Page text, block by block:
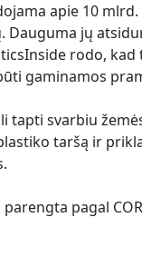
apie 10
Dauguma jų
rodo,
gaminamos
tapti svarbiu
taršą ir
pagal